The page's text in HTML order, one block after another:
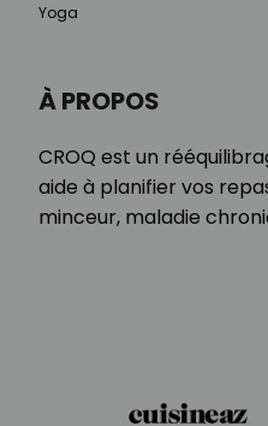
À PROPOS
CROQ est un
aide à planifier vos
minceur, maladie
Yoga